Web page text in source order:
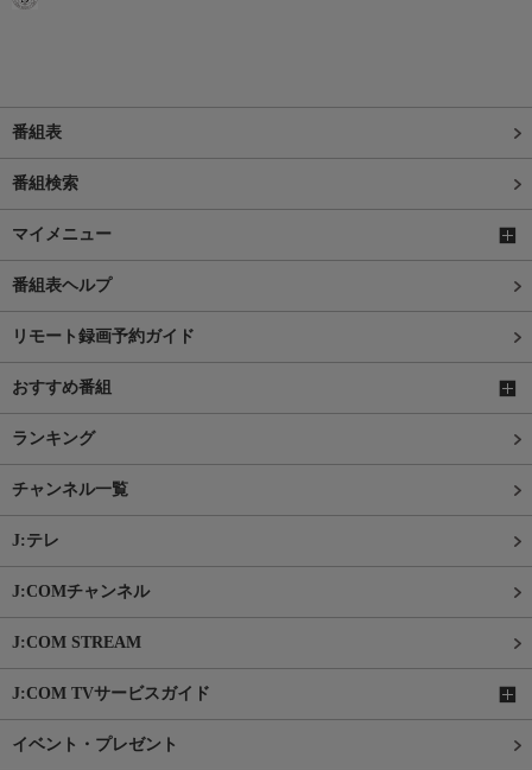
番組表
番組検索
マイメニュー
番組表ヘルプ
リモート録画予約ガイド
おすすめ番組
ランキング
チャンネル一覧
J:テレ
J:COMチャンネル
J:COM STREAM
J:COM TVサービスガイド
イベント・プレゼント